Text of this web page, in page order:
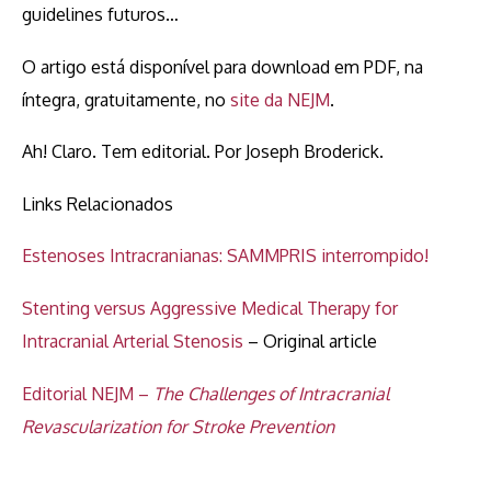
guidelines futuros…
O artigo está disponível para download em PDF, na
íntegra, gratuitamente, no site da NEJM.
Ah! Claro. Tem editorial. Por Joseph Broderick.
Links Relacionados
Estenoses Intracranianas: SAMMPRIS interrompido!
Stenting versus Aggressive Medical Therapy for
Intracranial Arterial Stenosis – Original article
Editorial NEJM – The Challenges of Intracranial
Revascularization for Stroke Prevention